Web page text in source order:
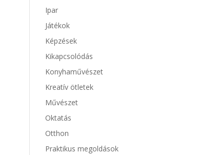
Ipar
Játékok
Képzések
Kikapcsolódás
Konyhaművészet
Kreatív ötletek
Művészet
Oktatás
Otthon
Praktikus megoldások